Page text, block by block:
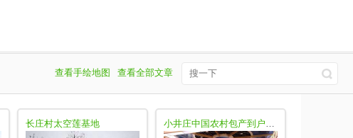
查看全部文章
查看手绘地图
长庄村太空莲基地 小井庄中国农村包产到户纪念馆